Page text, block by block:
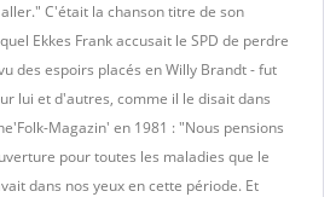
C'était la chanson titre de son
Ekkes Frank accusait le SPD de perdre
des espoirs placés en Willy Brandt - fut
lui et d'autres, comme il le disait dans
Magazin' en 1981 : "Nous pensions
pour toutes les maladies que le
dans nos yeux en cette période. Et